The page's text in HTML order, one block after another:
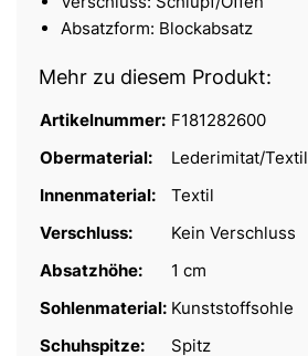
Absatzform: Blockabsatz
Mehr zu diesem Produkt:
Artikelnummer: F181282600
Obermaterial:
Lederimitat/Textil
Innenmaterial:
Textil
Verschluss:
Kein Verschluss
Absatzhöhe:
1 cm
Sohlenmaterial: Kunststoffsohle
Schuhspitze:
Spitz